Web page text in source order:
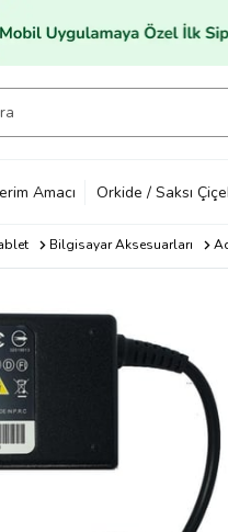
Amacı Orkide / Saksı
Bilgisayar Aksesuarları